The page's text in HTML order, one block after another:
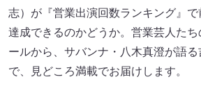
志）が『営業出演回数ランキング』
達成できるのかどうか。営業芸人たち
ールから、サバンナ・八木真澄が語る
で、見どころ満載でお届けします。